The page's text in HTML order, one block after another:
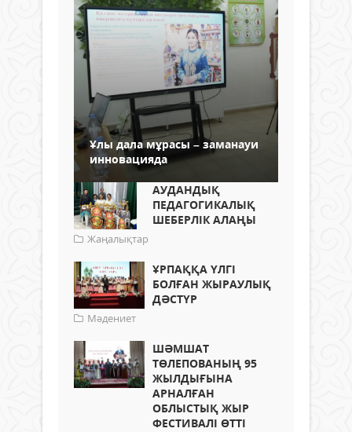
Ұлы дала мұрасы – заманауи
инновацияда
АУДАНДЫҚ
ПЕДАГОГИКАЛЫҚ
ШЕБЕРЛІК АЛАҢЫ
Жаңалықтар
ҰРПАҚҚА ҮЛГІ
БОЛҒАН ЖЫРАУЛЫҚ
ДӘСТҮР
Мәдениет
ШӘМШАТ
ТӨЛЕПОВАНЫҢ 95
ЖЫЛДЫҒЫНА
АРНАЛҒАН
ОБЛЫСТЫҚ ЖЫР
ФЕСТИВАЛІ ӨТТІ